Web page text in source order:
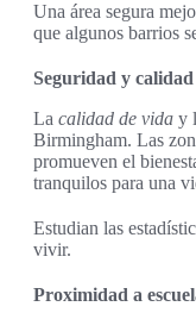
Una área segura
que algunos barrios
Seguridad y
La calidad de vida y
Birmingham. Las
promueven el
tranquilos para una
Estudian las
vivir.
Proximidad a